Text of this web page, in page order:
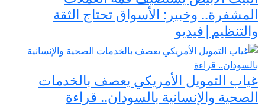
المشفرة.. وخبير: الأسواق تحتاج الثقة
والتنظيم|فيديو
غياب التمويل الأمريكي يعصف بالخدمات
الصحية والإنسانية بالسودان.. قراءة